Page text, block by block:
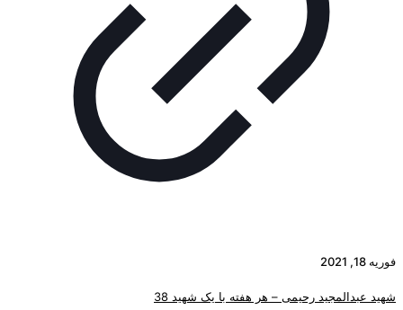
فوریه 18, 2021
شهید عبدالمجید رحیمی – هر هفته با یک شهید 38